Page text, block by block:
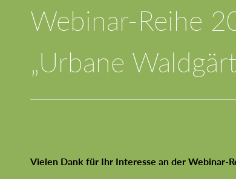
Webinar-Reihe
„Urbane
Vielen Dank für Ihr Interesse an der Webinar-